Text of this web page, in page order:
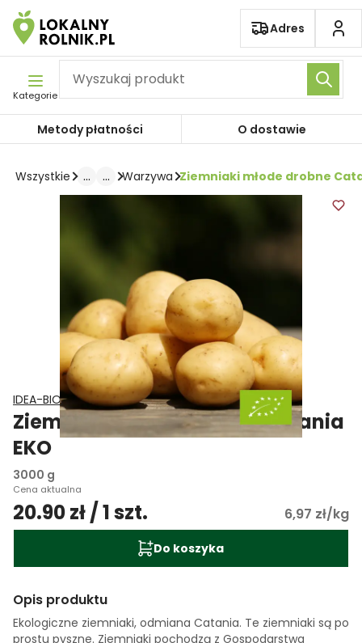
Pomiń nawigację
Adres
Kategorie
Metody płatności O dostawie
Wszystkie ... ... Warzywa Ziemniaki młode drobne
IDEA-BIO Dariusz Tamara Krężlewicz
Ziemniaki młode drobne Catania
EKO
3000 g
Cena aktualna
20.90 zł / 1 szt. 6,97 zł/kg
Do koszyka
Opis produktu
Ekologiczne ziemniaki, odmiana Catania. Te ziemniaki są po
prostu pyszne. Ziemniaki pochodzą z Gospodarstwa